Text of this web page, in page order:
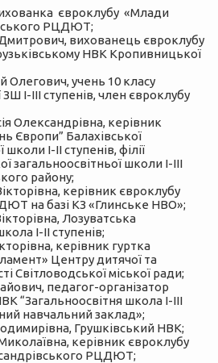
євроклубу «Млади
РЦДЮТ;
вихованець євроклубу
НВК Кропивницької
Олегович, учень 10 класу
І-ІІІ ступенів, член євроклубу
Олександрівна, керівник
Європи” Балахівської
І-ІІ ступенів, філії
загальноосвітньої школи І-ІІІ
району;
керівник євроклубу
на базі КЗ «Глинське НВО»;
Лозуватська
І-ІІ ступенів;
керівник гуртка
Центру дитячої та
Світловодської міської ради;
педагог-організатор
“Загальноосвітня школа І-ІІІ
навчальний заклад»;
Грушківський НВК;
керівник євроклубу
РЦДЮТ;